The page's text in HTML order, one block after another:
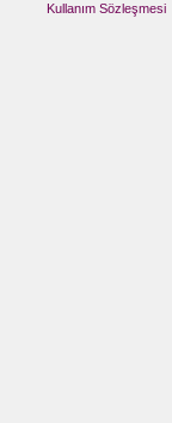
Kullanım Sözleşmesi